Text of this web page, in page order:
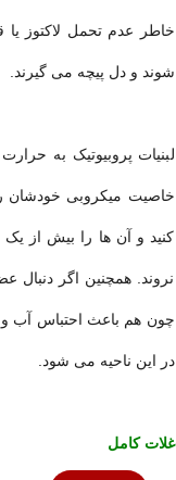
خاطر عدم تحمل لاکتوز
شوند و دل پیچه می گیرند.
لبنیات پروبیوتیک به
خاصیت میکروبی خودشان
کنید و آن ها را بیش از
نروند. همچنین اگر دنبال
چون هم باعث احتباس آب و
در این ناحیه می شود.
غلات کامل